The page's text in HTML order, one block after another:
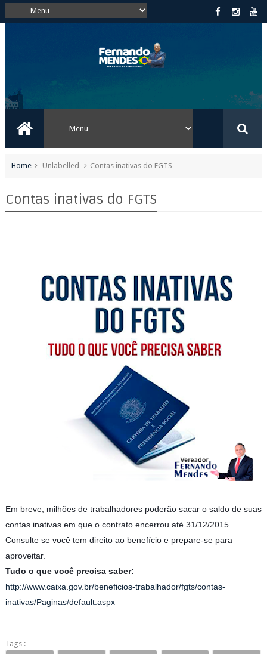
Home Unlabelled Contas inativas do FGTS
Contas inativas do FGTS
Em breve, milhões de trabalhadores poderão sacar o saldo de suas
contas inativas em que o contrato encerrou até 31/12/2015.
Consulte se você tem direito ao benefício e prepare-se para
aproveitar.
Tudo o que você precisa saber:
http://www.caixa.gov.br/beneficios-trabalhador/fgts/contas-
inativas/Paginas/default.aspx
Tags :